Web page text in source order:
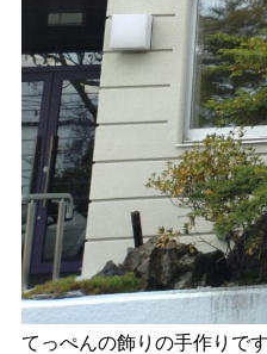
てっぺんの飾りの手作りで